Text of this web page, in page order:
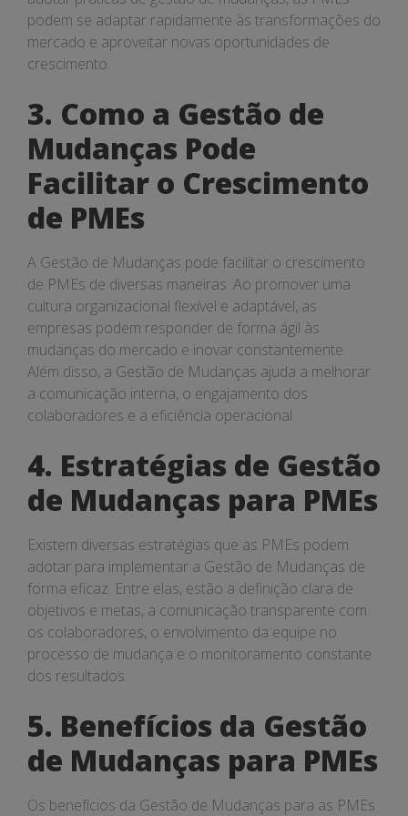
podem se adaptar rapidamente às transformações do
mercado e aproveitar novas oportunidades de
crescimento.
3. Como a Gestão de
Mudanças Pode
Facilitar o Crescimento
de PMEs
A Gestão de Mudanças pode facilitar o crescimento
de PMEs de diversas maneiras. Ao promover uma
cultura organizacional flexível e adaptável, as
empresas podem responder de forma ágil às
mudanças do mercado e inovar constantemente.
Além disso, a Gestão de Mudanças ajuda a melhorar
a comunicação interna, o engajamento dos
colaboradores e a eficiência operacional.
4. Estratégias de Gestão
de Mudanças para PMEs
Existem diversas estratégias que as PMEs podem
adotar para implementar a Gestão de Mudanças de
forma eficaz. Entre elas, estão a definição clara de
objetivos e metas, a comunicação transparente com
os colaboradores, o envolvimento da equipe no
processo de mudança e o monitoramento constante
dos resultados.
5. Benefícios da Gestão
de Mudanças para PMEs
Os benefícios da Gestão de Mudanças para as PMEs